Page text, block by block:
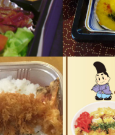
さい
00
間と同じ
※前
店
4-40
お休
所在地：